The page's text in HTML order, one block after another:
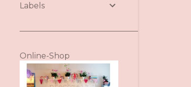
Labels
Online-Shop